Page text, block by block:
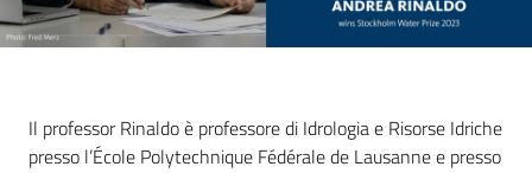
Il professor Rinaldo è professore di Idrologia e Risorse Idriche
presso l’École Polytechnique Fédérale de Lausanne e presso